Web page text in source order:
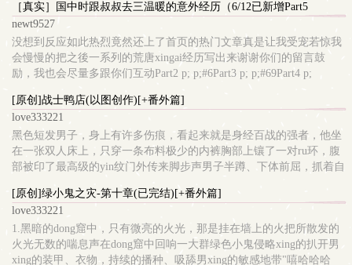
『没办法继续进行任何激烈运动』之後的话就再也听不进去了，宛如
晴天一道霹雳，粉碎了男孩的梦想
［真实］国中时跟叔叔去三温暖的意外经历（6/12已新增Part5
newt9527
没想到反应如此热烈竟然还上了首页的热门文章真是让我受宠若惊我
会慢慢的把之後一系列的荒唐xingai经历写出来谢谢你们的留言鼓
励，我也会尽量多跟你们互动Part2 p; p;#6Part3 p; p;#69Part4 p;
———————————————————————第一次尝试在这
边发文，排版可能不太好，请见谅故事是发生在无知的国一时期意外
的开启了我的xingai开关，开始了一连串
[原创]战士鸭店(以图创作)[+番外篇]
love333221
黑色短发男子，身上有许多伤痕，看起来就是身经百战的强者，他坐
在一张双人床上，只穿一条布料极少的内裤胸部上镶了一对ru环，腹
部被印了最高级的yin纹门外传来脚步声男子半蹲、下体前屈，抓着自
下。"客人看着这名男子，满意的起了微笑男子很不满，他想要眼前
[客人]的jing液，想要他的yinjing充实自己的pi眼
[原创]绿小鬼之灾-第十章(已完结)[+番外篇]
love333221
1.黑暗的dong窟中，只有微亮的火光，那是挂在墙上的火把所散发的
火光无数的喘息声在dong窟中回响一大群绿色小鬼侵略xing的扒开男
xing的装甲、衣物，持续的播种、吸舔男xing的敏感地带"嘻哈哈哈